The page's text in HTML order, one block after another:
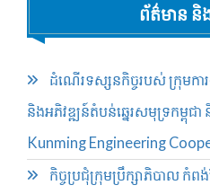
ព័ត៌មាន និ
ដំណើរទស្សនកិច្ចរបស់ ក្រុមការ
និងអភិវឌ្ឍន៍តំបន់ឆ្នេរសមុទ្រកម្ពុ
Kunming Engineering
កិច្ចប្រជុំក្រុមប្រឹក្សាភិបាល កំ